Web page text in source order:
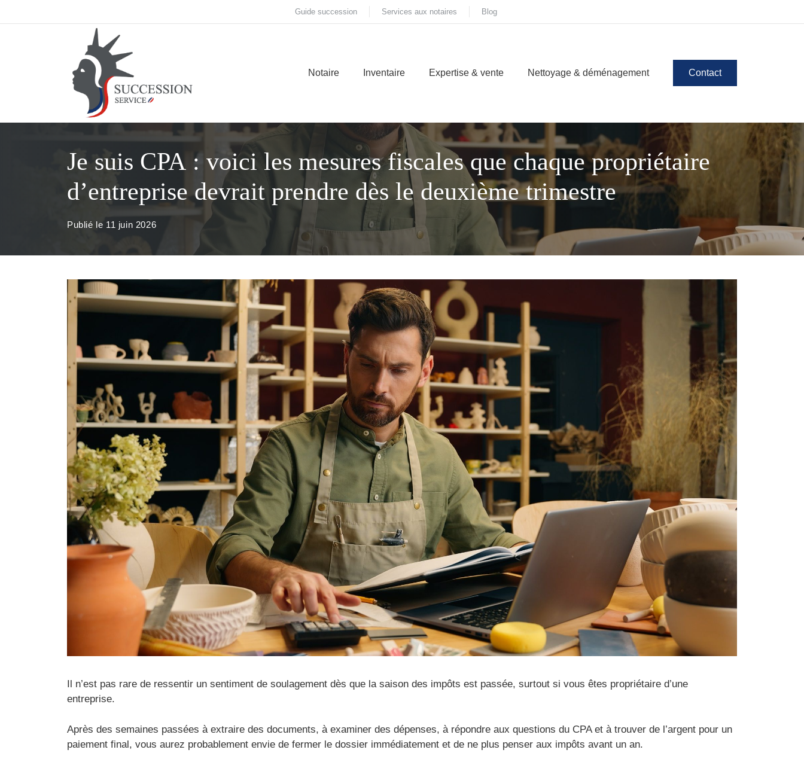
au
Guide succession Services aux notaires Blog
Notaire Inventaire Expertise & vente Nettoyage & déménagement Contact
Je suis CPA : voici les mesures fiscales que chaque propriétaire
d’entreprise devrait prendre dès le deuxième trimestre
Publié le 11 juin 2026
Il n’est pas rare de ressentir un sentiment de soulagement dès que la saison des impôts est passée, surtout si vous êtes propriétaire d’une
entreprise.
Après des semaines passées à extraire des documents, à examiner des dépenses, à répondre aux questions du CPA et à trouver de l’argent pour un
paiement final, vous aurez probablement envie de fermer le dossier immédiatement et de ne plus penser aux impôts avant un an.